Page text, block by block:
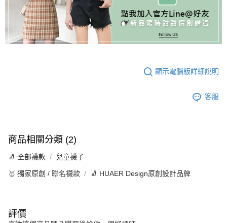
顯示電腦版詳細說明
客服
商品相關分類 (2)
🧦 全部襪款 兒童襪子
🥇 獨家原創 / 聯名襪款 🧦 HUAER Design原創設計品牌
評價